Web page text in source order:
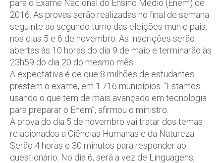
para o Exame Nacional do Ensino Médio (Enem) de
2016. As provas serão realizadas no final de semana
seguinte ao segundo turno das eleições municipais,
nos dias 5 e 6 de novembro. As inscrições serão
abertas às 10 horas do dia 9 de maio e terminarão às
23h59 do dia 20 do mesmo mês.
A expectativa é de que 8 milhões de estudantes
prestem o exame, em 1.716 municípios. “Estamos
usando o que tem de mais avançado em tecnologia
para preparar o Enem”, afirmou o ministro.
A prova do dia 5 de novembro vai tratar dos temas
relacionados a Ciências Humanas e da Natureza.
Serão 4 horas e 30 minutos para responder ao
questionário. No dia 6, será a vez de Linguagens,